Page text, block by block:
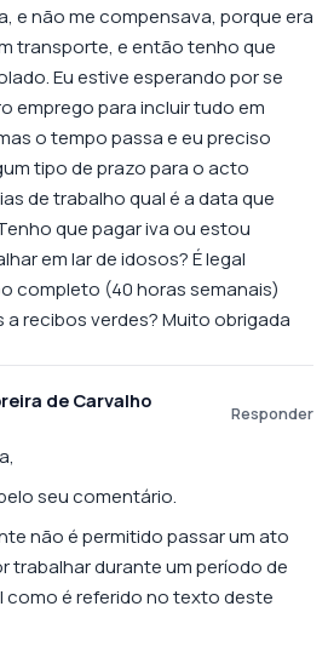
e não me compensava, porque era
transporte, e então tenho que
Eu estive esperando por se
emprego para incluir tudo em
o tempo passa e eu preciso
tipo de prazo para o acto
de trabalho qual é a data que
que pagar iva ou estou
em lar de idosos? É legal
completo (40 horas semanais)
a recibos verdes? Muito obrigada
de Carvalho
Responder
seu comentário.
não é permitido passar um ato
trabalhar durante um período de
como é referido no texto deste